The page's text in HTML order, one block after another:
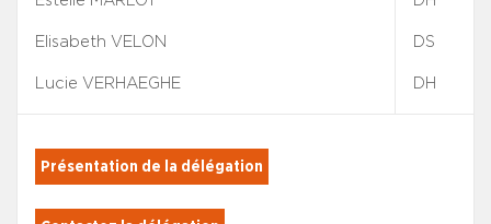
Elisabeth VELON
Lucie VERHAEGHE
DS
DH
Présentation de la délégation